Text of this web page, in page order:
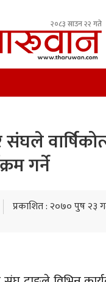
२०८३ साउन २२ गते
संघले
गर्ने
प्रकाशित : २०७० पुष २३